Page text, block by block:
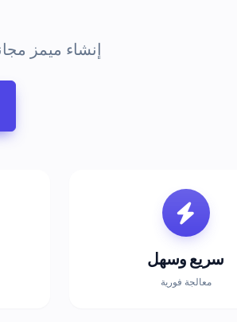
إنشاء ميمز
سريع وسهل
معالجة فورية